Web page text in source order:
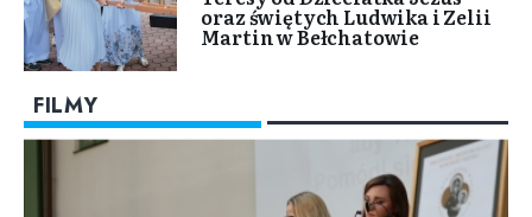
oraz świętych Ludwika i Zelii
Martin w Bełchatowie
FILMY